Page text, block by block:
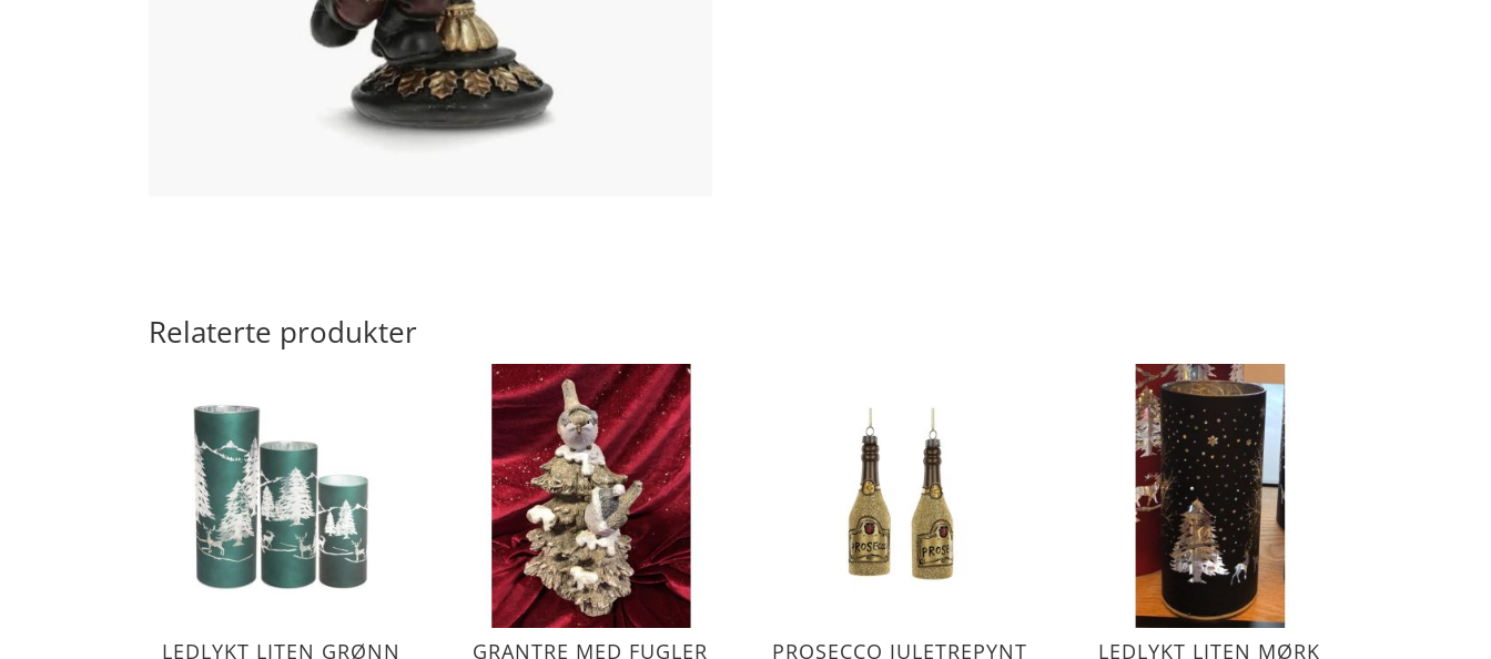
Relaterte produkter
LEDLYKT LITEN GRØNN GRANTRE MED FUGLER PROSECCO JULETREPYNT LEDLYKT LITEN MØRK